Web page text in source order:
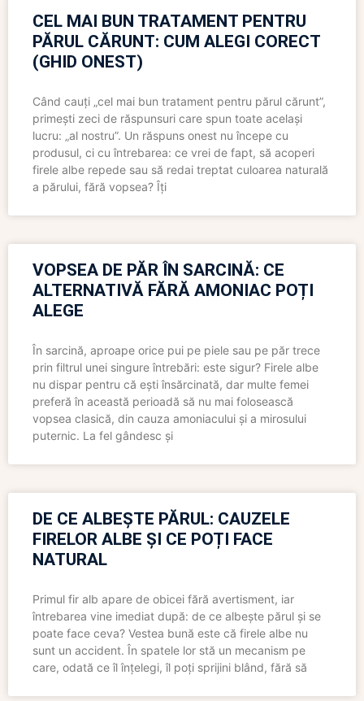
CEL MAI BUN TRATAMENT PENTRU
PĂRUL CĂRUNT: CUM ALEGI CORECT
(GHID ONEST)
Când cauți „cel mai bun tratament pentru părul cărunt”,
primești zeci de răspunsuri care spun toate același
lucru: „al nostru”. Un răspuns onest nu începe cu
produsul, ci cu întrebarea: ce vrei de fapt, să acoperi
firele albe repede sau să redai treptat culoarea naturală
a părului, fără vopsea? Îți
VOPSEA DE PĂR ÎN SARCINĂ: CE
ALTERNATIVĂ FĂRĂ AMONIAC POȚI
ALEGE
În sarcină, aproape orice pui pe piele sau pe păr trece
prin filtrul unei singure întrebări: este sigur? Firele albe
nu dispar pentru că ești însărcinată, dar multe femei
preferă în această perioadă să nu mai folosească
vopsea clasică, din cauza amoniacului și a mirosului
puternic. La fel gândesc și
DE CE ALBEȘTE PĂRUL: CAUZELE
FIRELOR ALBE ȘI CE POȚI FACE
NATURAL
Primul fir alb apare de obicei fără avertisment, iar
întrebarea vine imediat după: de ce albește părul și se
poate face ceva? Vestea bună este că firele albe nu
sunt un accident. În spatele lor stă un mecanism pe
care, odată ce îl înțelegi, îl poți sprijini blând, fără să